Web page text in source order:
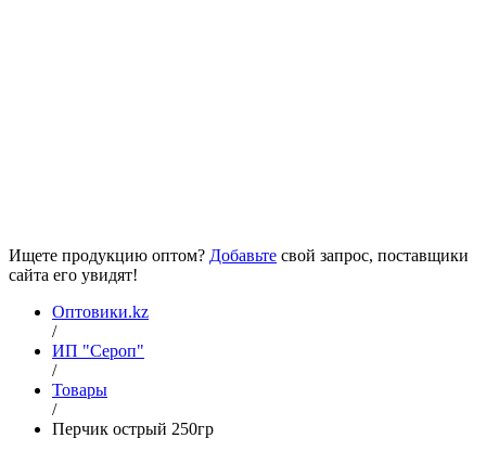
Ищете продукцию оптом? Добавьте свой запрос, поставщики
сайта его увидят!
Оптовики.kz
/
ИП "Сероп"
/
Товары
/
Перчик острый 250гр